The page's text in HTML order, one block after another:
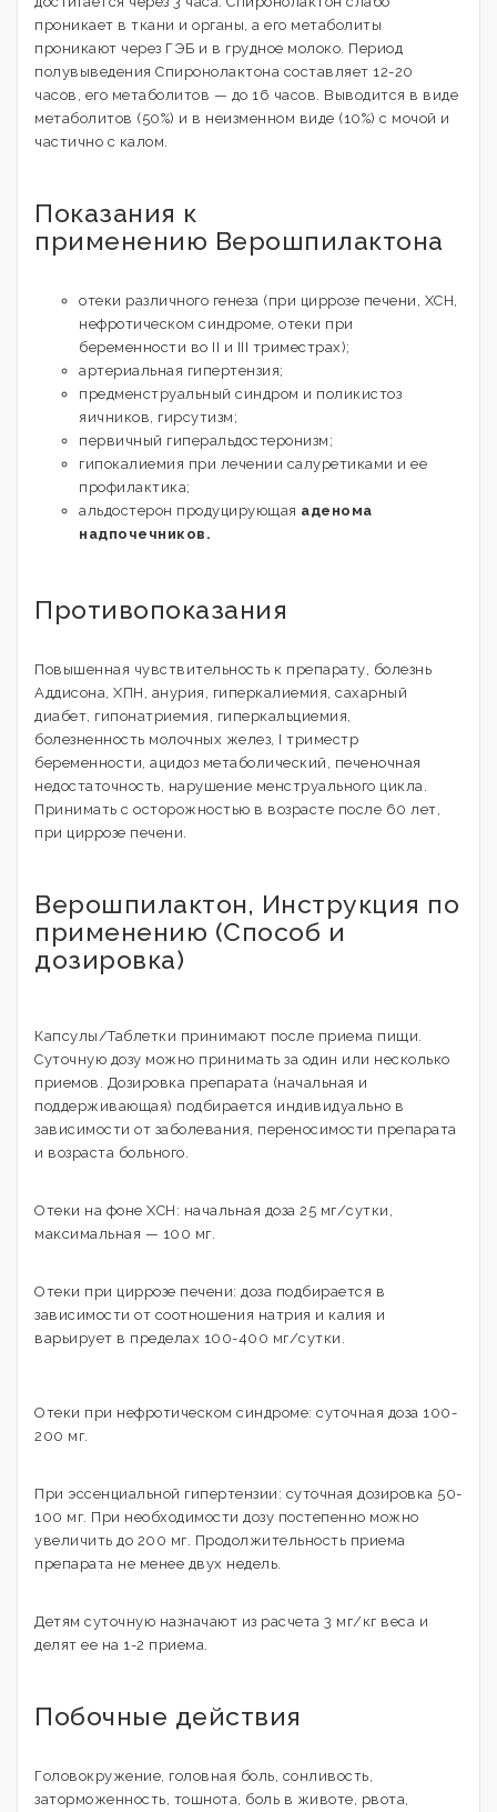
проникает в ткани и органы, а его метаболиты
проникают через ГЭБ и в грудное молоко. Период
полувыведения Спиронолактона составляет 12-20
часов, его метаболитов — до 16 часов. Выводится в виде
метаболитов (50%) и в неизменном виде (10%) с мочой и
частично с калом.
Показания к
применению Верошпилактона
отеки различного генеза (при циррозе печени, ХСН,
нефротическом синдроме, отеки при
беременности во II и III триместрах);
артериальная гипертензия;
предменструальный синдром и поликистоз
яичников, гирсутизм;
первичный гиперальдостеронизм;
гипокалиемия при лечении салуретиками и ее
профилактика;
альдостерон продуцирующая аденома
надпочечников.
Противопоказания
Повышенная чувствительность к препарату, болезнь
Аддисона, ХПН, анурия, гиперкалиемия, сахарный
диабет, гипонатриемия, гиперкальциемия,
болезненность молочных желез, I триместр
беременности, ацидоз метаболический, печеночная
недостаточность, нарушение менструального цикла.
Принимать с осторожностью в возрасте после 60 лет,
при циррозе печени.
Верошпилактон, Инструкция по
применению (Способ и
дозировка)
Капсулы/Таблетки принимают после приема пищи.
Суточную дозу можно принимать за один или несколько
приемов. Дозировка препарата (начальная и
поддерживающая) подбирается индивидуально в
зависимости от заболевания, переносимости препарата
и возраста больного.
Отеки на фоне ХСН: начальная доза 25 мг/сутки,
максимальная — 100 мг.
Отеки при циррозе печени: доза подбирается в
зависимости от соотношения натрия и калия и
варьирует в пределах 100-400 мг/сутки.
Отеки при нефротическом синдроме: суточная доза 100-
200 мг.
При эссенциальной гипертензии: суточная дозировка 50-
100 мг. При необходимости дозу постепенно можно
увеличить до 200 мг. Продолжительность приема
препарата не менее двух недель.
Детям суточную назначают из расчета 3 мг/кг веса и
делят ее на 1-2 приема.
Побочные действия
Головокружение, головная боль, сонливость,
заторможенность, тошнота, боль в животе, рвота,